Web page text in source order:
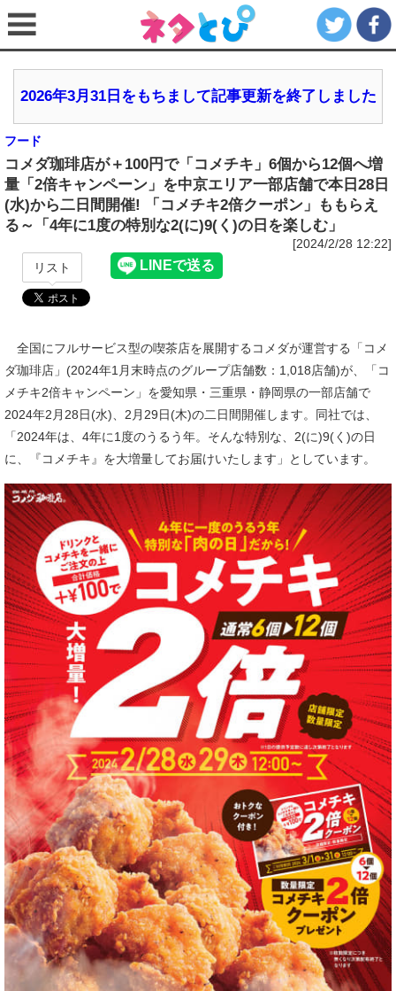
2026年3月31日をもちまして記事更新を終了しました
フード
コメダ珈琲店が＋100円で「コメチキ」6個から12個へ増
量「2倍キャンペーン」を中京エリア一部店舗で本日28日
(水)から二日間開催! 「コメチキ2倍クーポン」ももらえ
る～「4年に1度の特別な2(に)9(く)の日を楽しむ」
[2024/2/28 12:22]
リスト
全国にフルサービス型の喫茶店を展開するコメダが運営する「コメ
ダ珈琲店」(2024年1月末時点のグループ店舗数：1,018店舗)が、「コ
メチキ2倍キャンペーン」を愛知県・三重県・静岡県の一部店舗で
2024年2月28日(水)、2月29日(木)の二日間開催します。同社では、
「2024年は、4年に1度のうるう年。そんな特別な、2(に)9(く)の日
に、『コメチキ』を大増量してお届けいたします」としています。